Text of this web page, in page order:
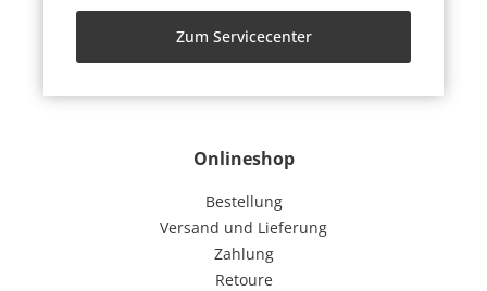
Onlineshop
Bestellung
Versand und Lieferung
Zahlung
Retoure
Zum Servicecenter